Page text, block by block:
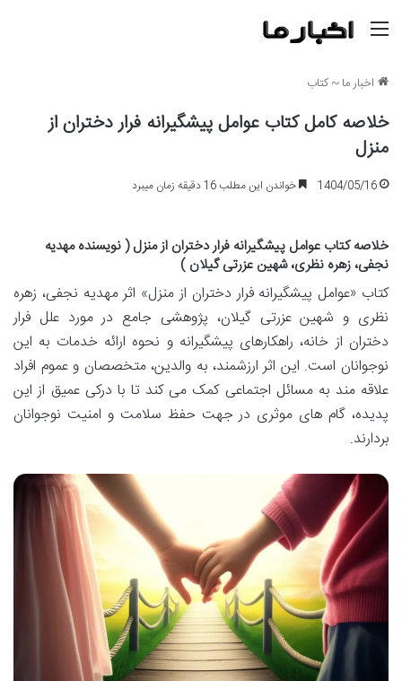
اخبار ما~کتاب
خلاصه کامل کتاب عوامل پیشگیرانه فرار دختران از
منزل
1404/05/16 خواندن این مطلب 16 دقیقه زمان میبرد
خلاصه کتاب عوامل پیشگیرانه فرار دختران از منزل ( نویسنده مهدیه
نجفی، زهره نظری، شهین عزرتی گیلان )
کتاب «عوامل پیشگیرانه فرار دختران از منزل» اثر مهدیه نجفی، زهره
نظری و شهین عزرتی گیلان، پژوهشی جامع در مورد علل فرار
دختران از خانه، راهکارهای پیشگیرانه و نحوه ارائه خدمات به این
نوجوانان است. این اثر ارزشمند، به والدین، متخصصان و عموم افراد
علاقه مند به مسائل اجتماعی کمک می کند تا با درکی عمیق از این
پدیده، گام های موثری در جهت حفظ سلامت و امنیت نوجوانان
بردارند.